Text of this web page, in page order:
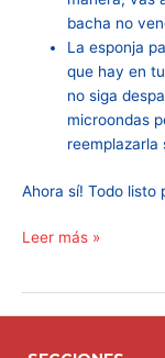
bacha no
La esponja
que hay en
no siga
microondas
reemplazarla
Ahora sí! Todo listo
Leer más »